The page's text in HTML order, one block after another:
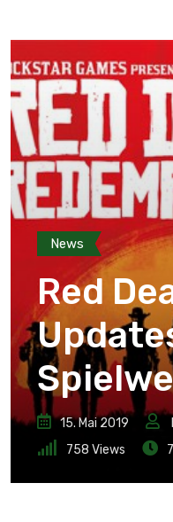
News
Red
15. Mai 2019
758 Views